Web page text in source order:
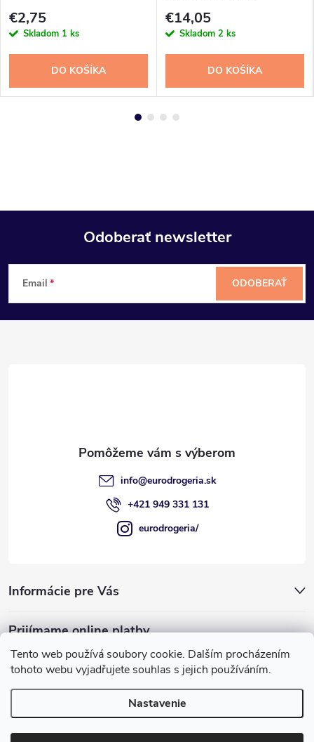
Tento web používá soubory cookie. Dalším procházením
tohoto webu vyjadřujete souhlas s jejich používáním.
Nastavenie
€2,75
Skladom 1 ks
DO KOŠÍKA
€14,05
Skladom 2 ks
DO KOŠÍKA
Z
á
Odoberať newsletter
Email ODOBERAŤ
Informácie pre Vás
info@eurodrogeria.sk
+421 949 331 131
eurodrogeria/
Prijímame online platby
Copyright 2026eurodrogeria. Všetky práva vyhradené.Upraviť
nastavenie cookies